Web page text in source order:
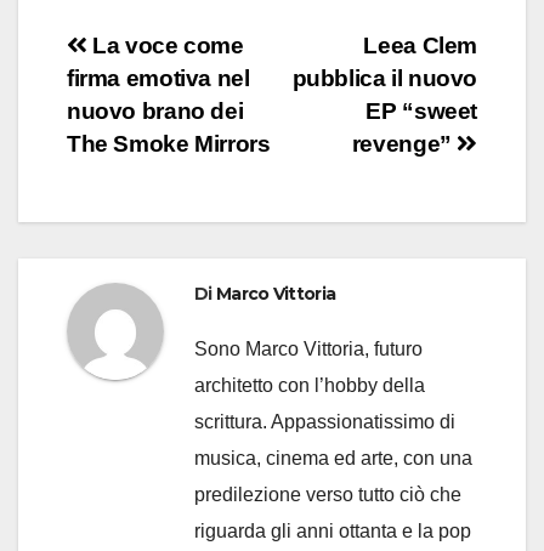
Navigazione
articoli
Leea Clem
pubblica il nuovo
EP “sweet
revenge”
La voce come
firma emotiva nel
nuovo brano dei
The Smoke Mirrors
Di Marco Vittoria
Sono Marco Vittoria, futuro
architetto con l’hobby della
scrittura. Appassionatissimo di
musica, cinema ed arte, con una
predilezione verso tutto ciò che
riguarda gli anni ottanta e la pop